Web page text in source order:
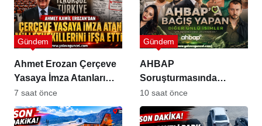
Ahmet Erozan Çerçeve
Yasaya İmza Atanları
İfşa Etti
Gündem
7 saat önce
AHBAP
Soruşturmasında
İncelenen Bağış Listesi
Gündemde
Gündem
10 saat önce